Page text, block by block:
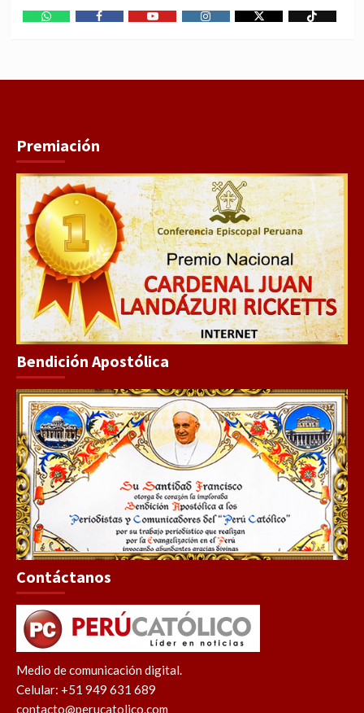
Premiación
Bendición Apostólica
Contáctanos
Medio de comunicación digital.
Celular: +51 949 631 689
contacto@perucatolico.com